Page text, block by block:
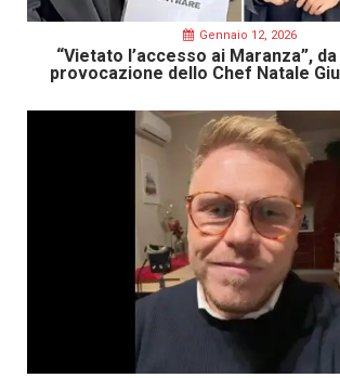
Gennaio 12, 2026
“Vietato l’accesso ai Maranza”,
provocazione dello Chef Natale